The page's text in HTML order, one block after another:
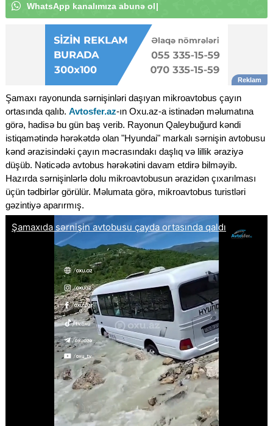
WhatsA|
Şamaxı rayonunda sərnişinləri daşıyan mikroavtobus çayın
ortasında qalıb. Avtosfer.az-ın Oxu.az-a istinadən məlumatına
görə, hadisə bu gün baş verib. Rayonun Qaleybuğurd kəndi
istiqamətində hərəkətdə olan "Hyundai" markalı sərnişin avtobusu
kənd ərazisindəki çayın məcrasındakı daşlıq və lillik əraziyə
düşüb. Nəticədə avtobus hərəkətini davam etdirə bilməyib.
Hazırda sərnişinlərlə dolu mikroavtobusun ərazidən çıxarılması
üçün tədbirlər görülür. Məlumata görə, mikroavtobus turistləri
gəzintiyə aparırmış.